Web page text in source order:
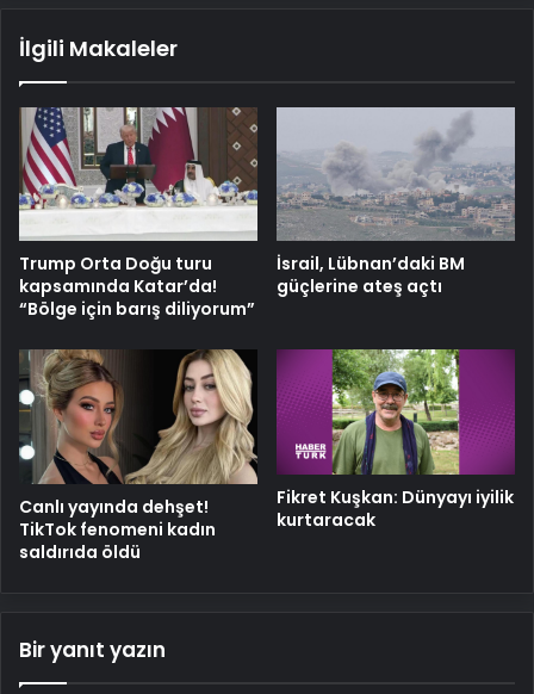
İlgili Makaleler
Trump Orta Doğu turu
kapsamında Katar’da!
“Bölge için barış diliyorum”
İsrail, Lübnan’daki BM
güçlerine ateş açtı
Canlı yayında dehşet!
TikTok fenomeni kadın
saldırıda öldü
Fikret Kuşkan: Dünyayı iyilik
kurtaracak
Bir yanıt yazın